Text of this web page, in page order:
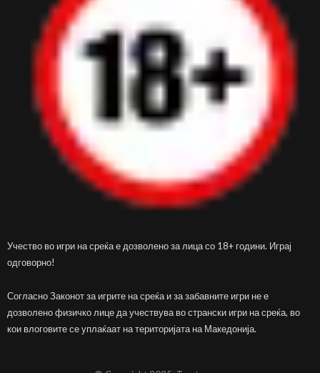
Учество во игри на среќа е дозволено за лица со 18+ години. Играј
одговорно!
Согласно Законот за игрите на среќа и за забавните игри не е
дозволено физичко лице да учествува во странски игри на среќа, во
кои влоговите се уплаќаат на територијата на Македонија.